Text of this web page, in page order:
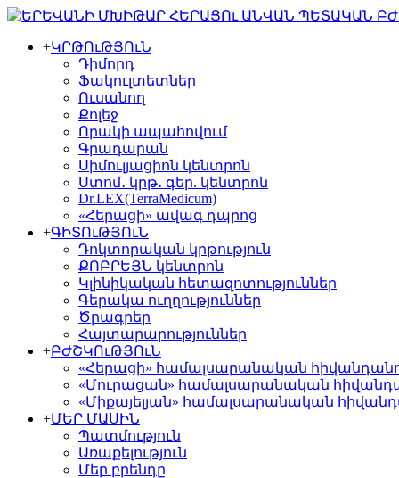
+ԿՐԹՈւԹՅՈւՆ
Դիմորդ
Ֆակուլտետներ
Ուսանող
Քոլեջ
Որակի ապահովում
Գրադարան
Սիմուլյացիոն կենտրոն
Ստոմ․ կրթ․ գեր. կենտրոն
Dr.LEX(TerraMedicum)
«Հերացի» ավագ դպրոց
+ԳԻՏՈւԹՅՈւՆ
Դոկտորական կրթություն
ՔՈԲՐԵՅՆ կենտրոն
Կլինիկական հետազոտություններ
Գերակա ուղղություններ
Ծրագրեր
Հայտարարություններ
+ԲԺՇԿՈւԹՅՈւՆ
«Հերացի» համալսարանական
«Մուրացան» համալսարանական
«Միքայելյան» համալսարանական
+ՄԵՐ ՄԱՍԻՆ
Պատմություն
Առաքելություն
Մեր բրենդը